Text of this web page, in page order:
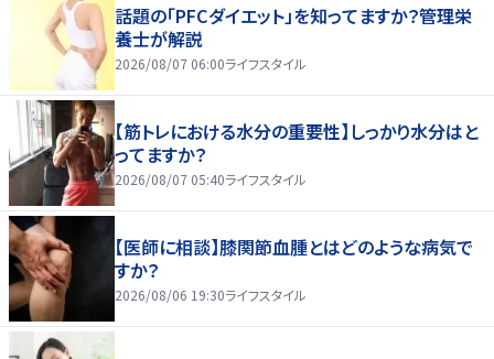
話題の「PFCダイエット」を知ってますか？管理栄
養士が解説
2026/08/07 06:00ライフスタイル
【筋トレにおける水分の重要性】しっかり水分はと
ってますか？
2026/08/07 05:40ライフスタイル
【医師に相談】膝関節血腫とはどのような病気で
すか？
2026/08/06 19:30ライフスタイル